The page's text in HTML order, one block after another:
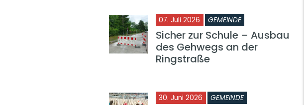
07. Juli 2026 GEMEINDE
Sicher zur Schule – Ausbau
des Gehwegs an der
Ringstraße
30. Juni 2026 GEMEINDE